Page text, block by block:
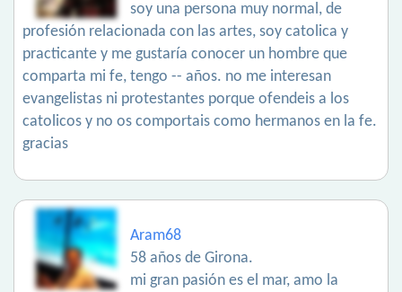
soy una persona muy normal, de
profesión relacionada con las artes, soy catolica y
practicante y me gustaría conocer un hombre que
comparta mi fe, tengo -- años. no me interesan
evangelistas ni protestantes porque ofendeis a los
catolicos y no os comportais como hermanos en la fe.
gracias
Aram68
58 años de Girona.
mi gran pasión es el mar, amo la